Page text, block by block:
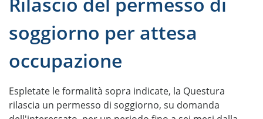
soggiorno per attesa
occupazione
Espletate le formalità sopra indicate, la Questura
rilascia un permesso di soggiorno, su domanda